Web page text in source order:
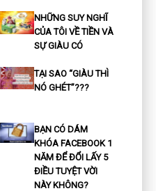
NHỮNG SUY NGHĨ
CỦA TÔI VỀ TIỀN VÀ
SỰ GIÀU CÓ
TẠI SAO “GIÀU THÌ
NÓ GHÉT”???
BẠN CÓ DÁM
KHÓA FACEBOOK 1
NĂM ĐỂ ĐỔI LẤY 5
ĐIỀU TUYỆT VỜI
NÀY KHÔNG?